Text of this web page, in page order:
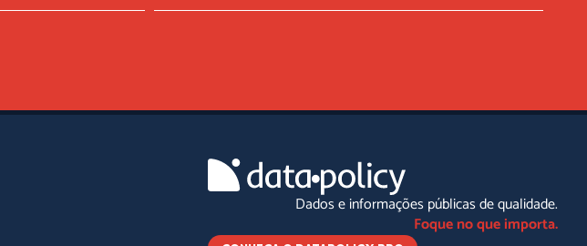
Dados e informações públicas de qualidade.
Foque no que importa.